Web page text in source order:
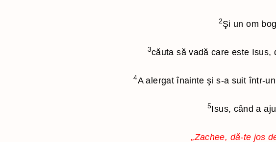
Osea
Amos
2Şi un om
3căuta să vadă care este Isus,
4A alergat înainte şi s-a suit într-
5Isus, când a
„Zachee, dă-te jos